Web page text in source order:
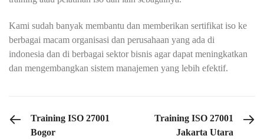
Kami sudah banyak membantu dan memberikan sertifikat iso ke
berbagai macam organisasi dan perusahaan yang ada di
indonesia dan di berbagai sektor bisnis agar dapat meningkatkan
dan mengembangkan sistem manajemen yang lebih efektif.
PREVIOUS POST
Training ISO 27001
Bogor
NEXT POST
Training ISO 27001
Jakarta Utara